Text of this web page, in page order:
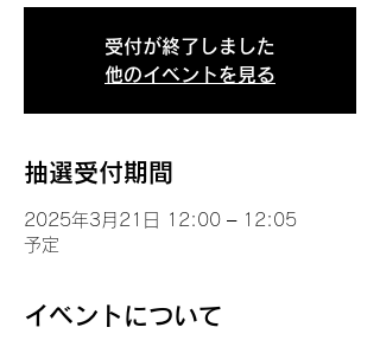
受付が終了しました
他のイベントを見る
抽選受付期間
2025年3月21日 12:00 – 12:05
予定
イベントについて